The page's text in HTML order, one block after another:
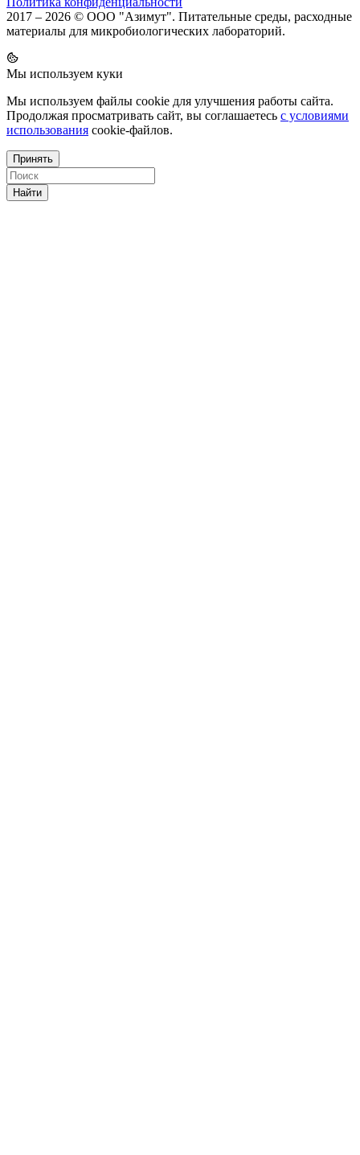
2017 – 2026 © ООО "Азимут". Питательные среды, расходные
материалы для микробиологических лабораторий.
Мы используем куки
Мы используем файлы cookie для улучшения работы сайта.
Продолжая просматривать сайт, вы соглашаетесь с условиями
использования cookie-файлов.
Принять
Найти